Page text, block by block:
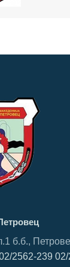
б.б.,
2562-239